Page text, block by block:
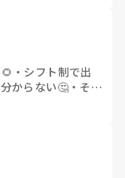
・ シフト制で出
からない🤔・ その